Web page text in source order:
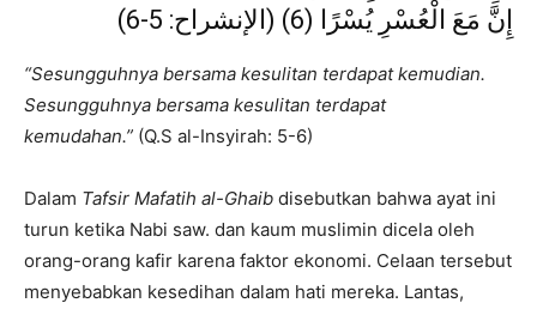
إِنَّ مَعَ الْعُسْرِ يُسْرًا (6) (الإنشراح: 5-6)
“Sesungguhnya bersama kesulitan terdapat kemudian.
Sesungguhnya bersama kesulitan terdapat
kemudahan.” (Q.S al-Insyirah: 5-6)
Dalam Tafsir Mafatih al-Ghaib disebutkan bahwa ayat ini
turun ketika Nabi saw. dan kaum muslimin dicela oleh
orang-orang kafir karena faktor ekonomi. Celaan tersebut
menyebabkan kesedihan dalam hati mereka. Lantas,